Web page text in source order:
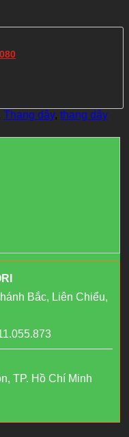
Thang dây, thang dây
Bắc, Liên Chiểu,
TP. Hồ Chí Minh